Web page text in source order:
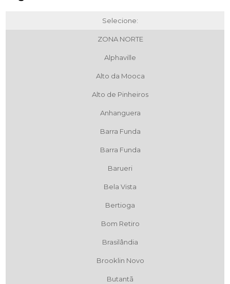
Selecione:
ZONA NORTE
Alphaville
Alto da Mooca
Alto de Pinheiros
Anhanguera
Barra Funda
Barra Funda
Barueri
Bela Vista
Bertioga
Bom Retiro
Brasilândia
Brooklin Novo
Butantã